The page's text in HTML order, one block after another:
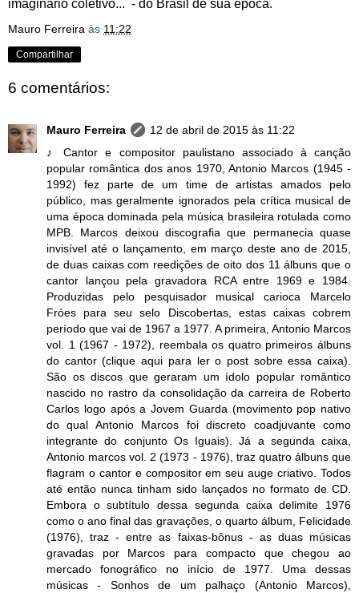
imaginário coletivo... - do Brasil de sua época.
Mauro Ferreira às 11:22
Compartilhar
6 comentários:
Mauro Ferreira
12 de abril de 2015 às 11:22
♪ Cantor e compositor paulistano associado à canção
popular romântica dos anos 1970, Antonio Marcos (1945 -
1992) fez parte de um time de artistas amados pelo
público, mas geralmente ignorados pela crítica musical de
uma época dominada pela música brasileira rotulada como
MPB. Marcos deixou discografia que permanecia quase
invisível até o lançamento, em março deste ano de 2015,
de duas caixas com reedições de oito dos 11 álbuns que o
cantor lançou pela gravadora RCA entre 1969 e 1984.
Produzidas pelo pesquisador musical carioca Marcelo
Fróes para seu selo Discobertas, estas caixas cobrem
período que vai de 1967 a 1977. A primeira, Antonio Marcos
vol. 1 (1967 - 1972), reembala os quatro primeiros álbuns
do cantor (clique aqui para ler o post sobre essa caixa).
São os discos que geraram um ídolo popular romântico
nascido no rastro da consolidação da carreira de Roberto
Carlos logo após a Jovem Guarda (movimento pop nativo
do qual Antonio Marcos foi discreto coadjuvante como
integrante do conjunto Os Iguais). Já a segunda caixa,
Antonio marcos vol. 2 (1973 - 1976), traz quatro álbuns que
flagram o cantor e compositor em seu auge criativo. Todos
até então nunca tinham sido lançados no formato de CD.
Embora o subtítulo dessa segunda caixa delimite 1976
como o ano final das gravações, o quarto álbum, Felicidade
(1976), traz - entre as faixas-bônus - as duas músicas
gravadas por Marcos para compacto que chegou ao
mercado fonográfico no início de 1977. Uma dessas
músicas - Sonhos de um palhaço (Antonio Marcos),